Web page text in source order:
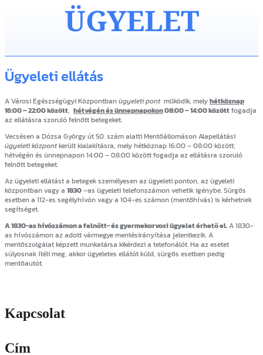
ÜGYELET
Ügyeleti ellátás
A Városi Egészségügyi Központbanügyeleti pont működik, melyhétköznap
16:00 – 22:00 között, hétvégén és ünnepnapokon08:00 – 14:00 közöttfogadja
az ellátásra szoruló felnőtt betegeket.
Vecsésen a Dózsa György út 50. szám alatti Mentőállomáson Alapellátási
ügyeleti központkerült kialakításra, mely hétköznap 16:00 – 08:00 között;
hétvégén és ünnepnapon 14:00 – 08:00 között fogadja az ellátásra szoruló
felnőtt betegeket.
Az ügyeleti ellátást a betegek személyesen az ügyeleti ponton, az ügyeleti
központban vagy a 1830–as ügyeleti telefonszámon vehetik igénybe. Sürgős
esetben a 112-es segélyhívón vagy a 104-es számon (mentőhívás) is kérhetnek
segítséget.
A 1830-as hívószámon a felnőtt- és gyermekorvosi ügyelet érhető el.A 1830-
as hívószámon az adott vármegye mentésirányítása jelentkezik. A
mentőszolgálat képzett munkatársa kikérdezi a telefonálót. Ha az esetet
súlyosnak ítéli meg, akkor ügyeletes ellátót küld, sürgős esetben pedig
mentőautót.
Kapcsolat
Cím